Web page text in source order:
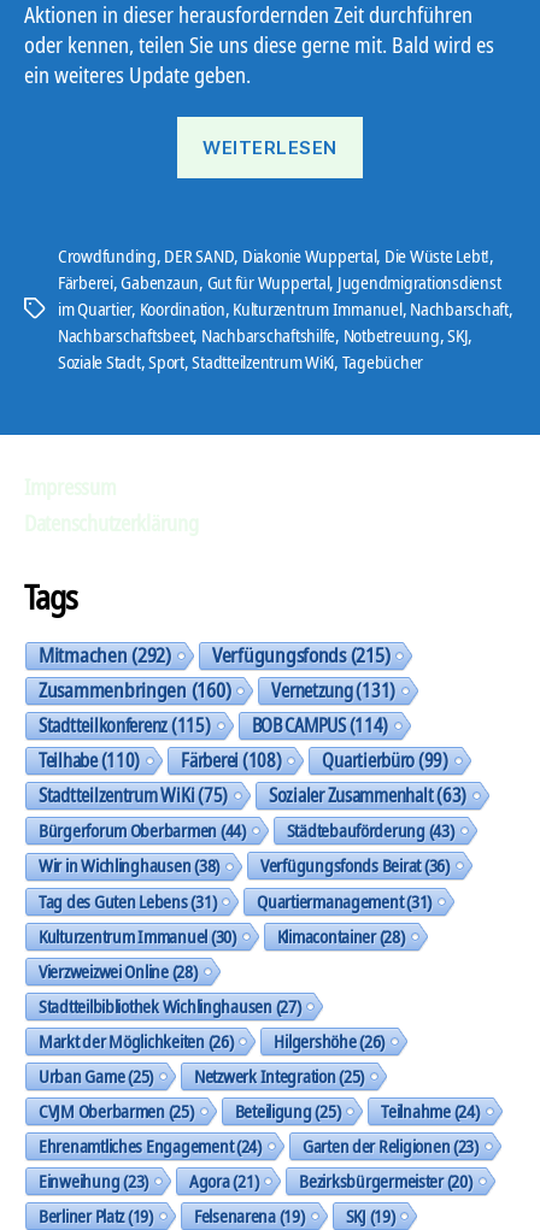
Aktionen in dieser herausfordernden Zeitdurchführen
oder kennen, teilen Sie uns diese gerne mit. Bald wird es
ein weiteres Update geben.
WEITERLESEN
Wi“
Schlagwörter
Crowdfunding, DER SAND, Diakonie Wuppertal, Die Wüste Lebt!,
Färberei,Gabenzaun, Gut für Wuppertal, Jugendmigrationsdienst
im Quartier, Koordination, Kulturzentrum Immanuel, Nachbarschaft,
Nachbarschaftsbeet, Nachbarschaftshilfe, Notbetreuung,SKJ,
Soziale Stadt,Sport,Stadtteilzentrum WiKi, Tagebücher
Tags
Mitmachen(292) Verfügungsfonds(215)
Zusammenbringen(160) Vernetzung(131)
Stadtteilkonferenz(115) BOB CAMPUS(114)
Teilhabe(110) Färberei(108) Quartierbüro(99)
Stadtteilzentrum WiKi(75) Sozialer Zusammenhalt(63)
Bürgerforum Oberbarmen(44) Städtebauförderung(43)
Wir in Wichlinghausen(38) Verfügungsfonds Beirat(36)
Tag des Guten Lebens(31) Quartiermanagement(31)
Kulturzentrum Immanuel(30) Klimacontainer(28)
Vierzweizwei Online(28)
Stadtteilbibliothek Wichlinghausen(27)
Markt der Möglichkeiten(26) Hilgershöhe(26)
Urban Game(25) Netzwerk Integration(25)
CVJM Oberbarmen(25) Beteiligung(25) Teilnahme(24)
Ehrenamtliches Engagement(24) Garten der Religionen(23)
Einweihung(23) Agora(21) Bezirksbürgermeister(20)
Berliner Platz(19) Felsenarena(19) SKJ(19)